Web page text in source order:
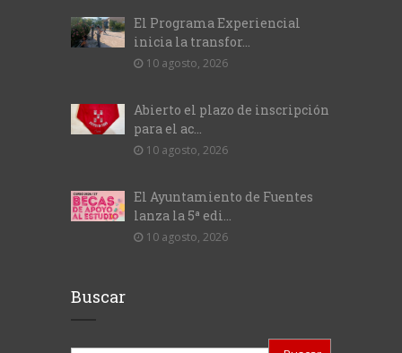
El Programa Experiencial
inicia la transfor...
10 agosto, 2026
Abierto el plazo de inscripción
para el ac...
10 agosto, 2026
El Ayuntamiento de Fuentes
lanza la 5ª edi...
10 agosto, 2026
Buscar